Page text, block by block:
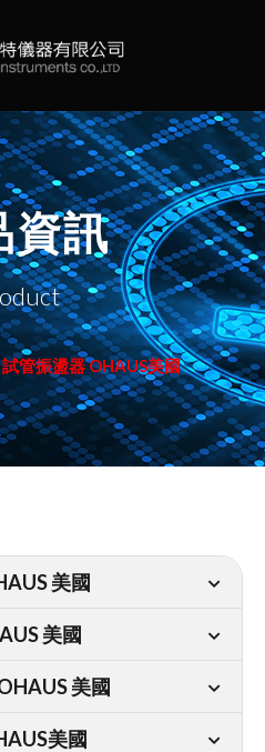
資訊
試管振盪器 OHAUS美國
美國
美國
美國
美國